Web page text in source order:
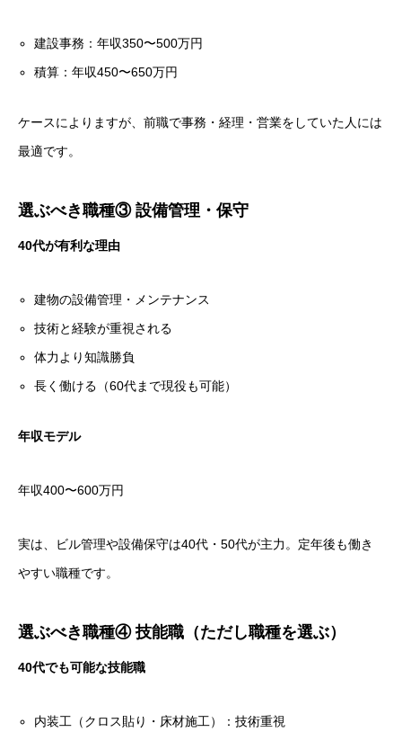
建設事務：年収350〜500万円
積算：年収450〜650万円
ケースによりますが、前職で事務・経理・営業をしていた人には
最適です。
選ぶべき職種③ 設備管理・保守
40代が有利な理由
建物の設備管理・メンテナンス
技術と経験が重視される
体力より知識勝負
長く働ける（60代まで現役も可能）
年収モデル
年収400〜600万円
実は、ビル管理や設備保守は40代・50代が主力。定年後も働き
やすい職種です。
選ぶべき職種④ 技能職（ただし職種を選ぶ）
40代でも可能な技能職
内装工（クロス貼り・床材施工）：技術重視